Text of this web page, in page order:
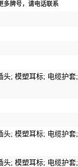
多牌号，请电话联系
头; 模塑耳标; 电缆护套;
头; 模塑耳标; 电缆护套;
头; 模塑耳标; 电缆护套;